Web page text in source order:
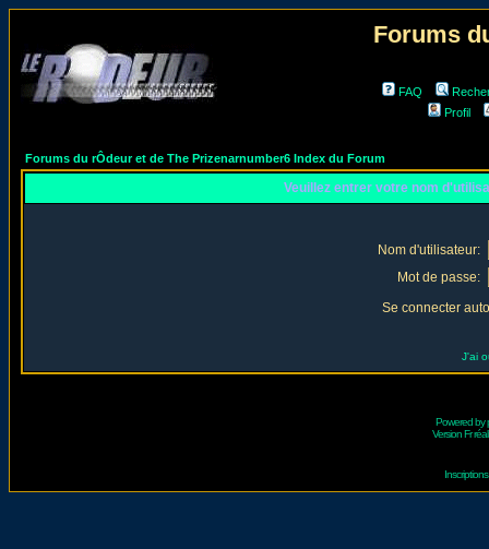
Forums
FAQ
Profil
Forums du rÔdeur et de The Prizenarnumber6 Index du Forum
Veuillez entrer votre nom
Nom d'utilisateur:
Mot de passe:
Se connecter
J'ai
Powered by
Version Fr